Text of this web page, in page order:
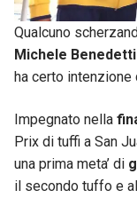
Qualcuno
Michele Benedetti
ha certo
Impegnato nella
Prix di tuffi a San
una prima meta’ di
il secondo tuffo e